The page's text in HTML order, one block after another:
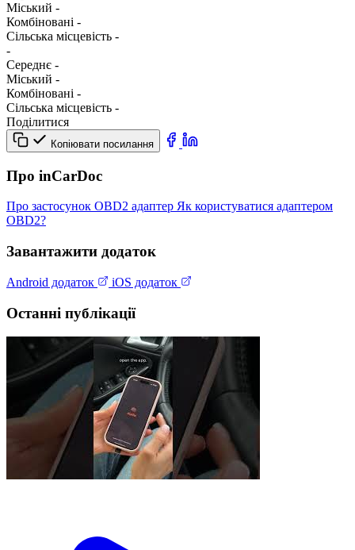
Міський -
Комбіновані -
Сільська місцевість -
-
Середнє -
Міський -
Комбіновані -
Сільська місцевість -
Поділитися
Копіювати посилання
Про inCarDoc
Про застосунок OBD2 адаптер Як користуватися адаптером
OBD2?
Завантажити додаток
Android додаток iOS додаток
Останні публікації